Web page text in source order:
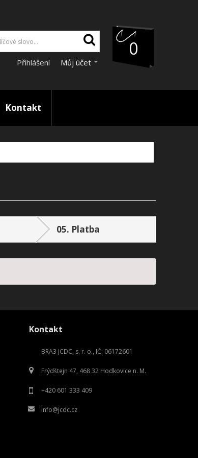
0
Přihlášení Můj účet
Kontakt
05. Platba
Kontakt
BRA3 JCDC, s. r. o., IČ: 06172601
Frýdštejn 47, 468 32 Hodkovice n. M.
+420 601 333 409
info@jcdc.cz